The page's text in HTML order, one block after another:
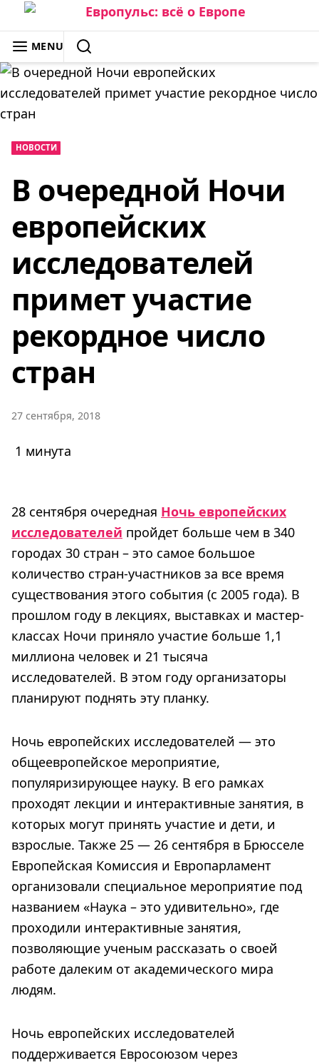
Skip
to
content
ЕВРОПУЛЬС: ВСЁ О ЕВРОПЕ
MENU
SEARCH
НОВОСТИ
В очередной Ночи
европейских
исследователей
примет участие
рекордное число
стран
27 сентября, 2018
1 минута
28 сентября очередная Ночь европейских
исследователей пройдет больше чем в 340
городах 30 стран – это самое большое
количество стран-участников за все время
существования этого события (с 2005 года). В
прошлом году в лекциях, выставках и мастер-
классах Ночи приняло участие больше 1,1
миллиона человек и 21 тысяча
исследователей. В этом году организаторы
планируют поднять эту планку.
Ночь европейских исследователей — это
общеевропейское мероприятие,
популяризирующее науку. В его рамках
проходят лекции и интерактивные занятия, в
которых могут принять участие и дети, и
взрослые. Также 25 — 26 сентября в Брюсселе
Европейская Комиссия и Европарламент
организовали специальное мероприятие под
названием «Наука – это удивительно», где
проходили интерактивные занятия,
позволяющие ученым рассказать о своей
работе далеким от академического мира
людям.
Ночь европейских исследователей
поддерживается Евросоюзом через